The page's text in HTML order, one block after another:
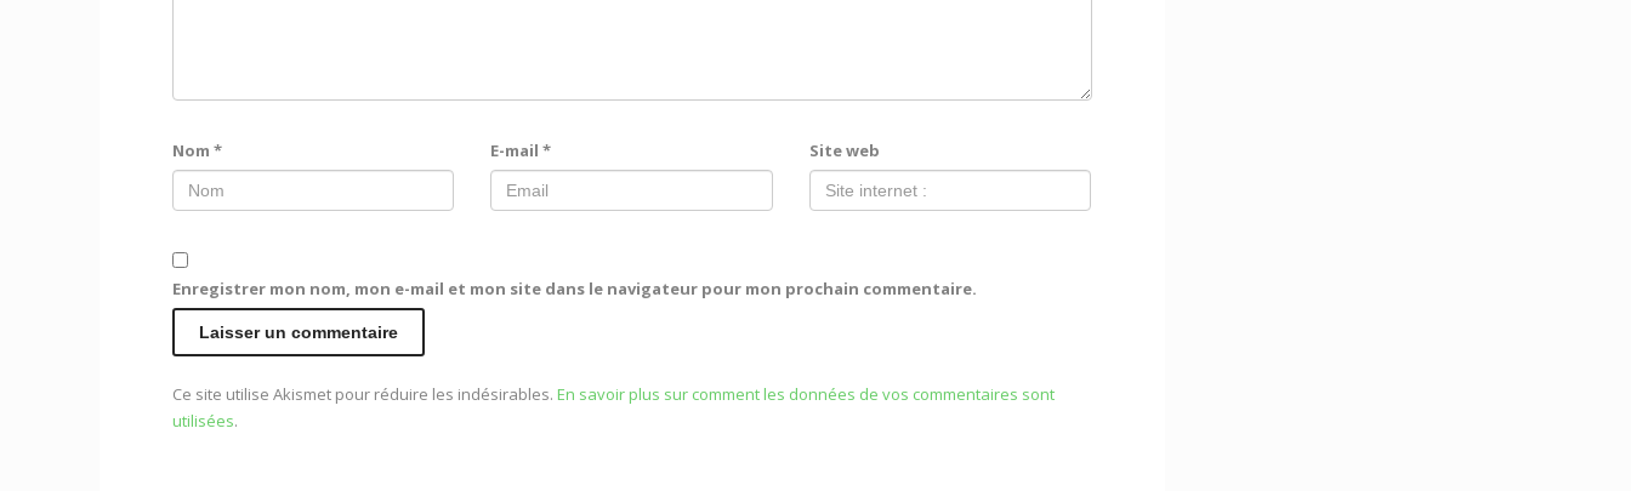
Nom * E-mail* Site web
Enregistrer mon nom, mon e-mail et mon site dans le navigateur pour mon prochain commentaire.
Ce site utilise Akismet pour réduire les indésirables. En savoir plus sur comment les données de vos commentaires sont
utilisées.